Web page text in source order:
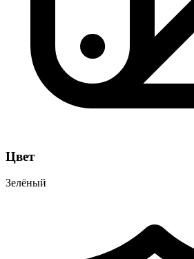
Цвет
Зелёный